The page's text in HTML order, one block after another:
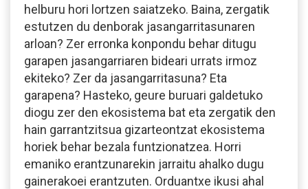
helburu hori lortzen saiatzeko. Baina, zergatik
estutzen du denborak jasangarritasunaren
arloan? Zer erronka konpondu behar ditugu
garapen jasangarriaren bideari urrats irmoz
ekiteko? Zer da jasangarritasuna? Eta
garapena? Hasteko, geure buruari galdetuko
diogu zer den ekosistema bat eta zergatik den
hain garrantzitsua gizarteontzat ekosistema
horiek behar bezala funtzionatzea. Horri
emaniko erantzunarekin jarraitu ahalko dugu
gainerakoei erantzuten. Orduantxe ikusi ahal